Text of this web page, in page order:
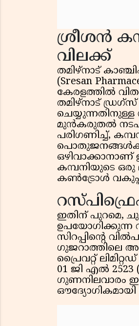
ശ്രീശൻ
വിലക്ക്
തമിഴ്‌നാട്
(Sresan
കേരളത്തിൽ
തമിഴ്‌നാട്
മുൻകരുതൽ നടപടി
പരിഗണിച്ച്,
ഒഴിവാക്കാനാണ്
കമ്പനിയുടെ ഒരു
കൺട്രോൾ
ഇതിന് പുറമെ,
ഉപയോഗിക്കുന്ന
സിറപ്പിൻ്റെ
ഗുജറാത്തിലെ
പ്രൈവറ്റ്
01 ജി എൽ 2523
ഗുണനിലവാരം
ഔദ്യോഗികമായി